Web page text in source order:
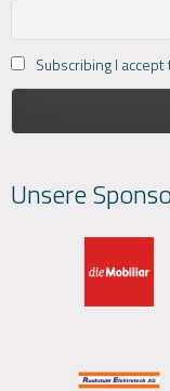
Subscribing I
Unsere